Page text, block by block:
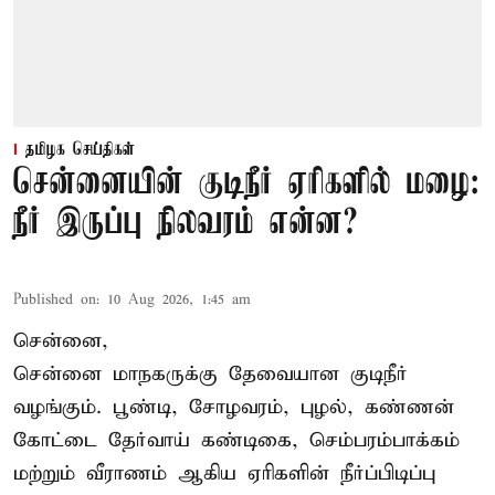
தமிழக செய்திகள்
சென்னையின் குடிநீர் ஏரிகளில் மழை:
நீர் இருப்பு நிலவரம் என்ன?
Published on: 10 Aug 2026, 1:45 am
சென்னை,
சென்னை மாநகருக்கு தேவையான குடிநீர்
வழங்கும். பூண்டி, சோழவரம், புழல், கண்ணன்
கோட்டை தேர்வாய் கண்டிகை, செம்பரம்பாக்கம்
மற்றும் வீராணம் ஆகிய ஏரிகளின் நீர்ப்பிடிப்பு